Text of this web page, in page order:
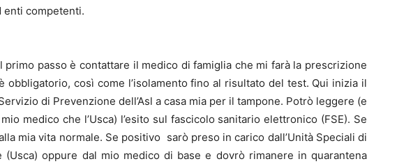
enti competenti.
primo passo è contattare il medico di famiglia che mi farà la prescrizione
obbligatorio, così come l’isolamento fino al risultato del test. Qui inizia il
di Prevenzione dell’Asl a casa mia per il tampone. Potrò leggere (e
medico che l’Usca) l’esito sul fascicolo sanitario elettronico (FSE). Se
mia vita normale. Se positivo sarò preso in carico dall’Unità Speciali di
(Usca) oppure dal mio medico di base e dovrò rimanere in quarantena